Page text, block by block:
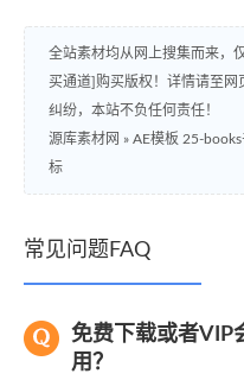
全站素材均从网上搜集而来，
买通道]购买版权！详情请至网
纠纷，本站不负任何责任！
源库素材网 » AE模板 25-
标
常见问题FAQ
免费下载或者VIP
用？